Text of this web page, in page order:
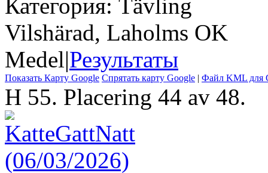
Категория: Tävling
Vilshärad, Laholms OK
Medel|Результаты
Показать Карту Google Спрятать карту Google | Файл KML для
H 55. Placering 44 av 48.